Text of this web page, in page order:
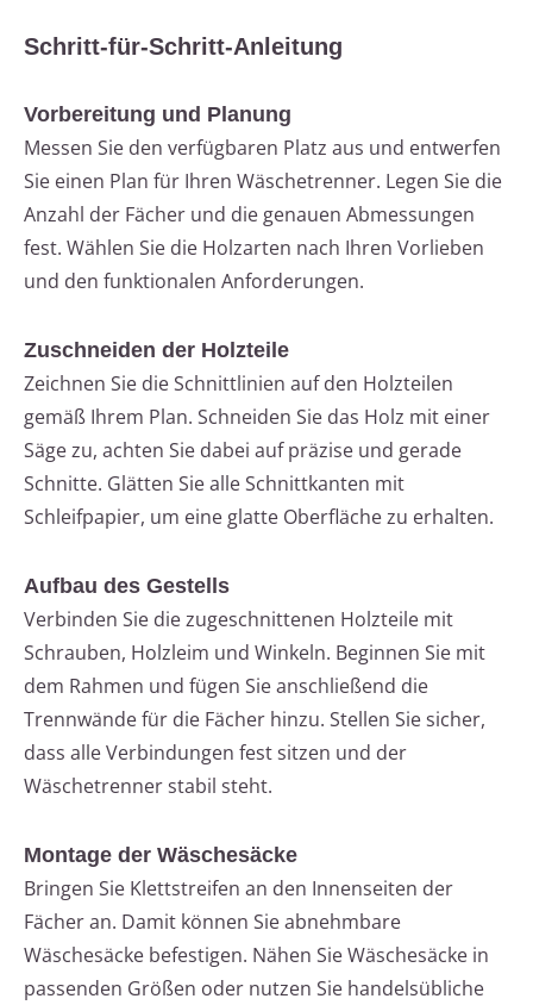
Schritt-für-Schritt-Anleitung
Vorbereitung und Planung
Messen Sie den verfügbaren Platz aus und entwerfen
Sie einen Plan für Ihren Wäschetrenner. Legen Sie die
Anzahl der Fächer und die genauen Abmessungen
fest. Wählen Sie die Holzarten nach Ihren Vorlieben
und den funktionalen Anforderungen.
Zuschneiden der Holzteile
Zeichnen Sie die Schnittlinien auf den Holzteilen
gemäß Ihrem Plan. Schneiden Sie das Holz mit einer
Säge zu, achten Sie dabei auf präzise und gerade
Schnitte. Glätten Sie alle Schnittkanten mit
Schleifpapier, um eine glatte Oberfläche zu erhalten.
Aufbau des Gestells
Verbinden Sie die zugeschnittenen Holzteile mit
Schrauben, Holzleim und Winkeln. Beginnen Sie mit
dem Rahmen und fügen Sie anschließend die
Trennwände für die Fächer hinzu. Stellen Sie sicher,
dass alle Verbindungen fest sitzen und der
Wäschetrenner stabil steht.
Montage der Wäschesäcke
Bringen Sie Klettstreifen an den Innenseiten der
Fächer an. Damit können Sie abnehmbare
Wäschesäcke befestigen. Nähen Sie Wäschesäcke in
passenden Größen oder nutzen Sie handelsübliche